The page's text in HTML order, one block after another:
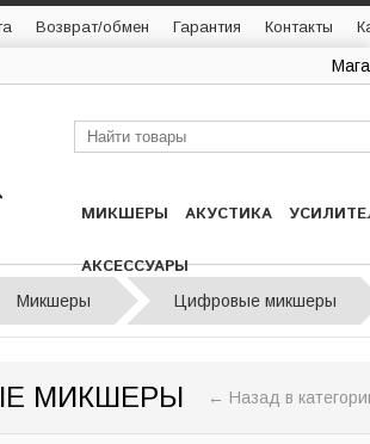
Возврат/обмен Гарантия Контакты
МИКШЕРЫ АКУСТИКА
АКСЕССУАРЫ
Микшеры Цифровые микшеры
МИКШЕРЫ ← Назад в